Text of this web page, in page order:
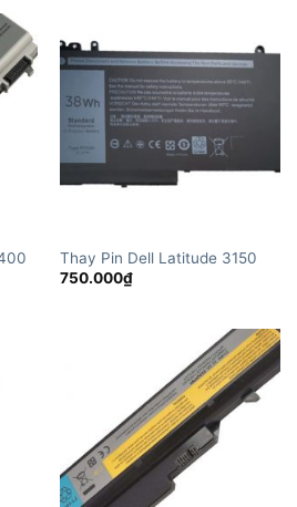
Thay Pin Dell Latitude 3150
750.000₫